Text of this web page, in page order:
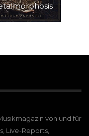
von und für
Live-Reports,